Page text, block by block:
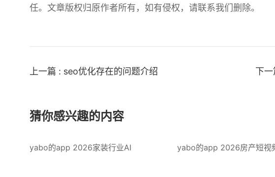
任。文章版权归原作者所有，如有侵权，请联系我们删除。
上一篇 : seo优化存在的问题介绍 下
猜你感兴趣的内容
yabo的app 2026家装行业AI yabo的app 2026房产短视